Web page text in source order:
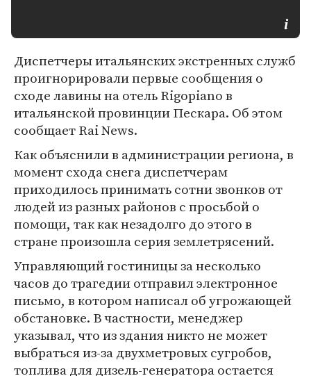
Диспетчеры итальянских экстренных служб
проигнорировали первые сообщения о
сходе лавины на отель Rigopiano в
итальянской провинции Пескара. Об этом
сообщает Rai News.
Как объяснили в администрации региона, в
момент схода снега диспетчерам
приходилось принимать сотни звонков от
людей из разных районов с просьбой о
помощи, так как незадолго до этого в
стране произошла серия землетрясений.
Управляющий гостиницы за несколько
часов до трагедии отправил электронное
письмо, в котором написал об угрожающей
обстановке. В частности, менеджер
указывал, что из здания никто не может
выбраться из-за двухметровых сугробов,
топлива для дизель-генератора остается